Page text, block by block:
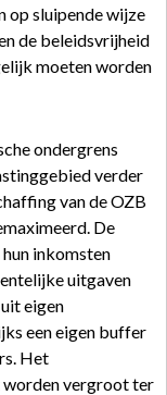
op sluipende wijze
de beleidsvrijheid
moeten worden
ondergrens
verder
van de OZB
De
inkomsten
uitgaven
eigen
een eigen buffer
Het
vergroot ter